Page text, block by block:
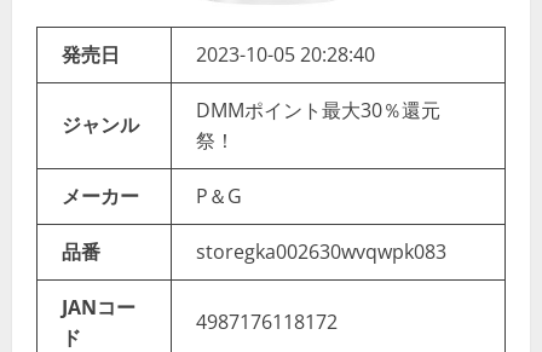
発売日 2023-10-05 20:28:40
ジャンル
DMMポイント最大30％還元
祭！
メーカー P＆G
品番 storegka002630wvqwpk083
JANコー
ド
4987176118172